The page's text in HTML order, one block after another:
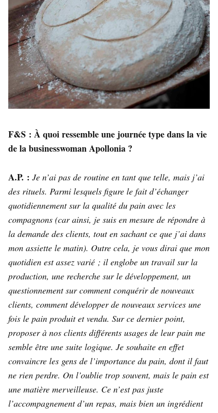
F&S : À quoi ressemble une journée type dans la vie
de la businesswoman Apollonia ?
A.P. : Je n’ai pas de routine en tant que telle, mais j’ai
des rituels. Parmi lesquels figure le fait d’échanger
quotidiennement sur la qualité du pain avec les
compagnons (car ainsi, je suis en mesure de répondre à
la demande des clients, tout en sachant ce que j’ai dans
mon assiette le matin). Outre cela, je vous dirai que mon
quotidien est assez varié ; il englobe un travail sur la
production, une recherche sur le développement, un
questionnement sur comment conquérir de nouveaux
clients, comment développer de nouveaux services une
fois le pain produit et vendu. Sur ce dernier point,
proposer à nos clients différents usages de leur pain me
semble être une suite logique. Je souhaite en effet
convaincre les gens de l’importance du pain, dont il faut
ne rien perdre. On l’oublie trop souvent, mais le pain est
une matière merveilleuse. Ce n’est pas juste
l’accompagnement d’un repas, mais bien un ingrédient